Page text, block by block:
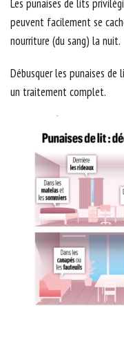
Les punaises de lits
peuvent facilement se
nourriture (du sang) la nuit.
Débusquer les punaises
un traitement complet.